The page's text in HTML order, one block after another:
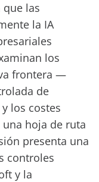
que las
la IA
los
frontera —
de
los costes
hoja de ruta
presenta una
controles
y la